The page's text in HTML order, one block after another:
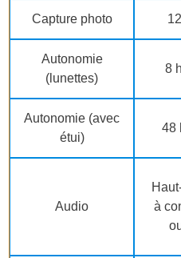
Capture photo
Autonomie
(lunettes)
8
Autonomie (avec
étui)
48
Audio
à